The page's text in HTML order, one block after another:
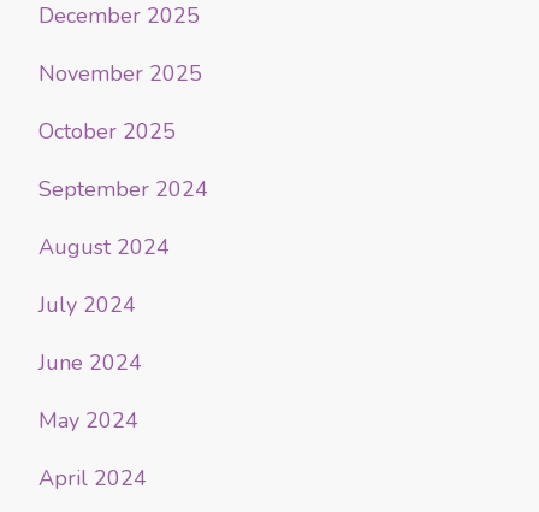
December 2025
November 2025
October 2025
September 2024
August 2024
July 2024
June 2024
May 2024
April 2024